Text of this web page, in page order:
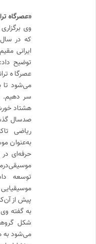
«عصرگاه
وی
ایرانی
عصرگاه
می‌شود تا
سر دهیم.
هشتاد
صدسال
ریاضی
به‌عنوان
حرفه‌ای
توسعه
موسیقیایی
پیش از
به گفته
شکل
می‌شود به